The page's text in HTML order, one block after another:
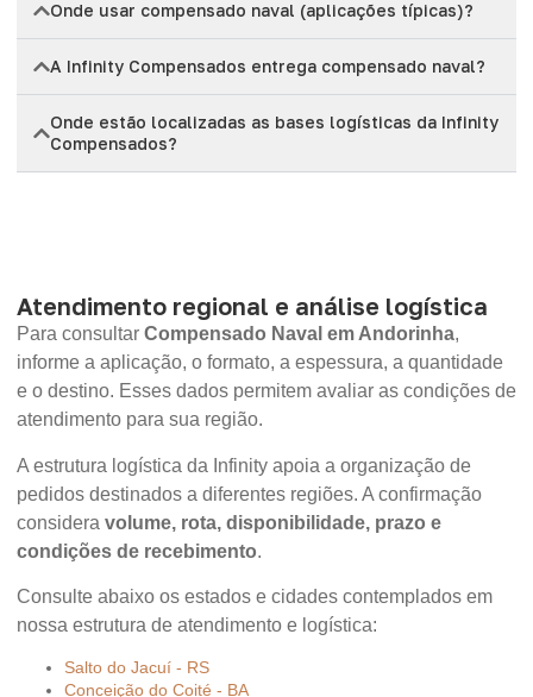
Onde usar compensado naval (aplicações típicas)?
A Infinity Compensados entrega compensado naval?
Onde estão localizadas as bases logísticas da Infinity
Compensados?
Atendimento regional e análise logística
Para consultar Compensado Naval em Andorinha,
informe a aplicação, o formato, a espessura, a quantidade
e o destino. Esses dados permitem avaliar as condições de
atendimento para sua região.
A estrutura logística da Infinity apoia a organização de
pedidos destinados a diferentes regiões. A confirmação
considera volume, rota, disponibilidade, prazo e
condições de recebimento.
Consulte abaixo os estados e cidades contemplados em
nossa estrutura de atendimento e logística:
Salto do Jacuí - RS
Conceição do Coité - BA